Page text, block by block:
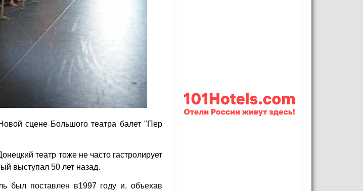
сцене Большого театра балет "Пер
театр тоже не часто гастролирует
выступал 50 лет назад.
был поставлен в1997 году и, объехав